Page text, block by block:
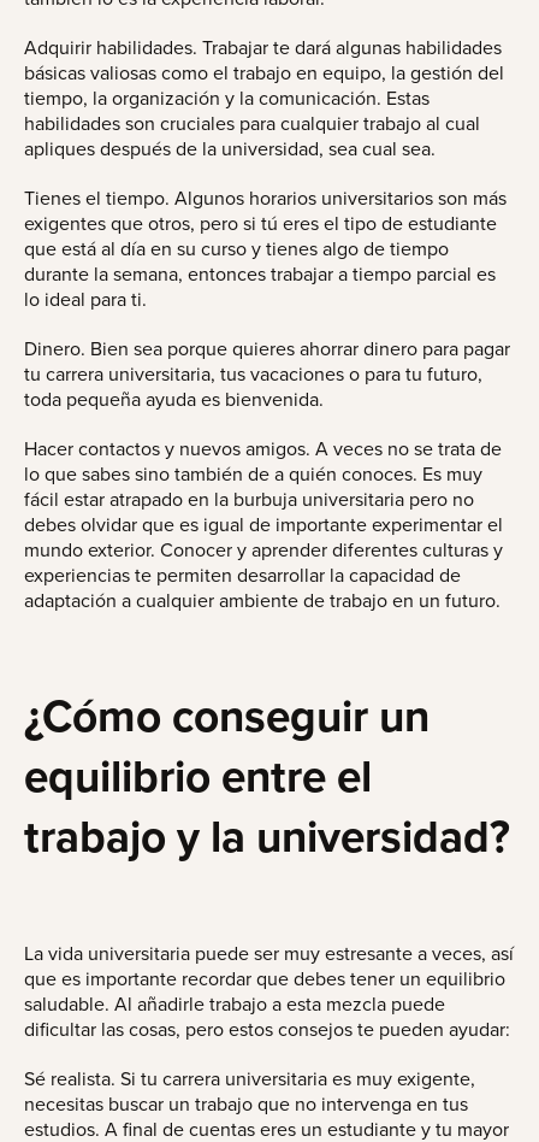
Adquirir habilidades. Trabajar te dará algunas habilidades
básicas valiosas como el trabajo en equipo, la gestión del
tiempo, la organización y la comunicación. Estas
habilidades son cruciales para cualquier trabajo al cual
apliques después de la universidad, sea cual sea.
Tienes el tiempo. Algunos horarios universitarios son más
exigentes que otros, pero si tú eres el tipo de estudiante
que está al día en su curso y tienes algo de tiempo
durante la semana, entonces trabajar a tiempo parcial es
lo ideal para ti.
Dinero. Bien sea porque quieres ahorrar dinero para pagar
tu carrera universitaria, tus vacaciones o para tu futuro,
toda pequeña ayuda es bienvenida.
Hacer contactos y nuevos amigos. A veces no se trata de
lo que sabes sino también de a quién conoces. Es muy
fácil estar atrapado en la burbuja universitaria pero no
debes olvidar que es igual de importante experimentar el
mundo exterior. Conocer y aprender diferentes culturas y
experiencias te permiten desarrollar la capacidad de
adaptación a cualquier ambiente de trabajo en un futuro.
¿Cómo conseguir un
equilibrio entre el
trabajo y la universidad?
La vida universitaria puede ser muy estresante a veces, así
que es importante recordar que debes tener un equilibrio
saludable. Al añadirle trabajo a esta mezcla puede
dificultar las cosas, pero estos consejos te pueden ayudar:
Sé realista. Si tu carrera universitaria es muy exigente,
necesitas buscar un trabajo que no intervenga en tus
estudios. A final de cuentas eres un estudiante y tu mayor